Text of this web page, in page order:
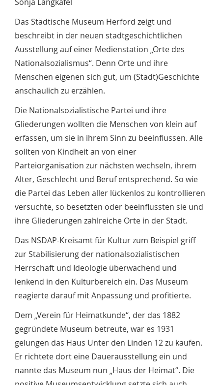
Das Städtische Museum Herford zeigt und
beschreibt in der neuen stadtgeschichtlichen
Ausstellung auf einer Medienstation „Orte des
Nationalsozialismus“. Denn Orte und ihre
Menschen eigenen sich gut, um (Stadt)Geschichte
anschaulich zu erzählen.
Die Nationalsozialistische Partei und ihre
Gliederungen wollten die Menschen von klein auf
erfassen, um sie in ihrem Sinn zu beeinflussen. Alle
sollten von Kindheit an von einer
Parteiorganisation zur nächsten wechseln, ihrem
Alter, Geschlecht und Beruf entsprechend. So wie
die Partei das Leben aller lückenlos zu kontrollieren
versuchte, so besetzten oder beeinflussten sie und
ihre Gliederungen zahlreiche Orte in der Stadt.
Das NSDAP-Kreisamt für Kultur zum Beispiel griff
zur Stabilisierung der nationalsozialistischen
Herrschaft und Ideologie überwachend und
lenkend in den Kulturbereich ein. Das Museum
reagierte darauf mit Anpassung und profitierte.
Dem „Verein für Heimatkunde“, der das 1882
gegründete Museum betreute, war es 1931
gelungen das Haus Unter den Linden 12 zu kaufen.
Er richtete dort eine Dauerausstellung ein und
nannte das Museum nun „Haus der Heimat“. Die